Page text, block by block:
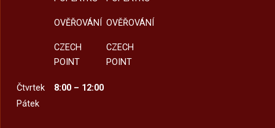
OVĚŘOVÁNÍ
CZECH
POINT
OVĚŘOVÁNÍ
CZECH
POINT
Čtvrtek
8:00 – 12:00
Pátek